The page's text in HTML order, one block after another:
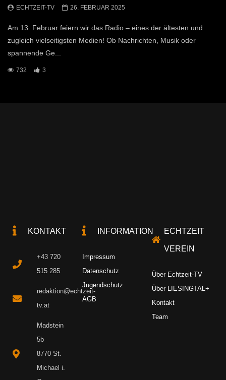
ECHTZEIT-TV 26. FEBRUAR 2025
Am 13. Februar feiern wir das Radio – eines der ältesten und
zugleich vielseitigsten Medien! Ob Nachrichten, Musik oder
spannende Ge...
732 3
KONTAKT
+43 720
515 285
redaktion@echtzeit-
tv.at
Madstein
5b
8770 St.
Michael i.
INFORMATION
Impressum
Datenschutz
Jugendschutz
AGB
ECHTZEIT
VEREIN
Über Echtzeit-TV
Über LIESINGTAL+
Kontakt
Team